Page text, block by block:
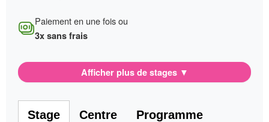
Paiement en une fois ou
3x sans frais
Afficher plus de stages ▼
Stage Centre Programme